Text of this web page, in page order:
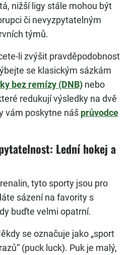
nižší ligy stále mohou být
či nevyzpytatelným
týmů.
li zvýšit pravděpodobnost
se klasickým sázkám
bez remízy (DNB) nebo
redukují výsledky na dvě
vám poskytne náš průvodce
Lední hokej a
tyto sporty jsou pro
sázení na favority s
buďte velmi opatrní.
se označuje jako „sport
(puck luck). Puk je malý,